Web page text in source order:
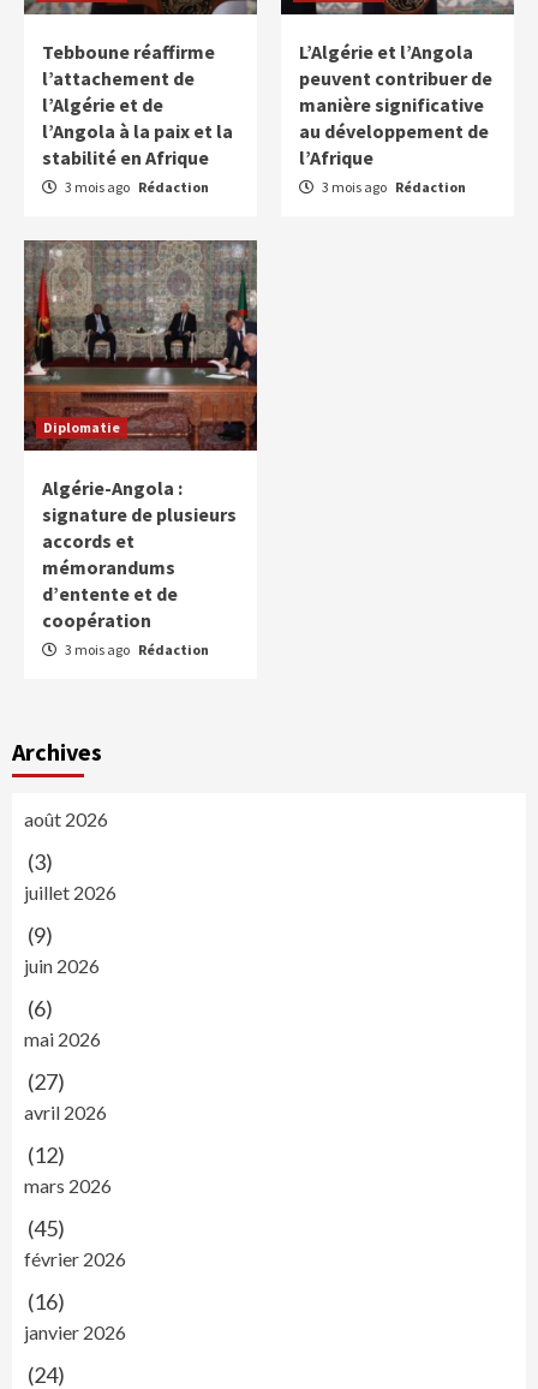
Tebboune réaffirme
l’attachement de
l’Algérie et de
l’Angola à la paix et la
stabilité en Afrique
3 mois ago Rédaction
L’Algérie et l’Angola
peuvent contribuer de
manière significative
au développement de
l’Afrique
3 mois ago Rédaction
Diplomatie
Algérie-Angola :
signature de plusieurs
accords et
mémorandums
d’entente et de
coopération
3 mois ago Rédaction
Archives
août 2026
(3)
juillet 2026
(9)
juin 2026
(6)
mai 2026
(27)
avril 2026
(12)
mars 2026
(45)
février 2026
(16)
janvier 2026
(24)